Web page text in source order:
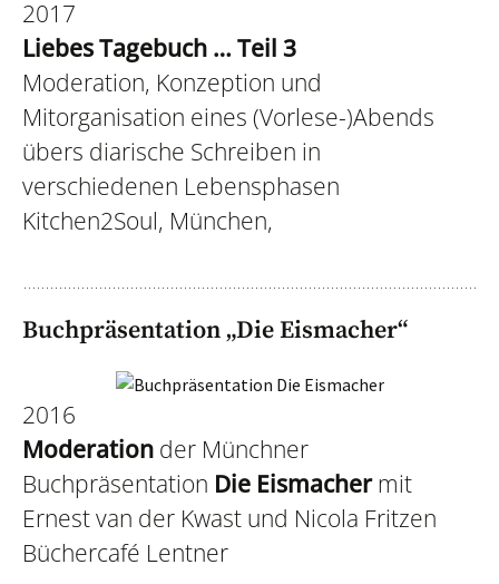
2017
Liebes Tagebuch … Teil 3
Moderation, Konzeption und
Mitorganisation eines (Vorlese-)Abends
übers diarische Schreiben in
verschiedenen Lebensphasen
Kitchen2Soul, München,
Buchpräsentation „Die Eismacher“
2016
Moderation der Münchner
Buchpräsentation Die Eismachermit
Ernest van der Kwast und Nicola Fritzen
Büchercafé Lentner